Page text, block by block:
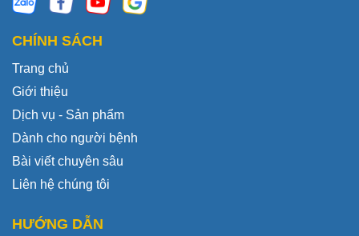
CHÍNH SÁCH
Trang chủ
Giới thiệu
Dịch vụ - Sản phẩm
Dành cho người bệnh
Bài viết chuyên sâu
Liên hệ chúng tôi
HƯỚNG DẪN